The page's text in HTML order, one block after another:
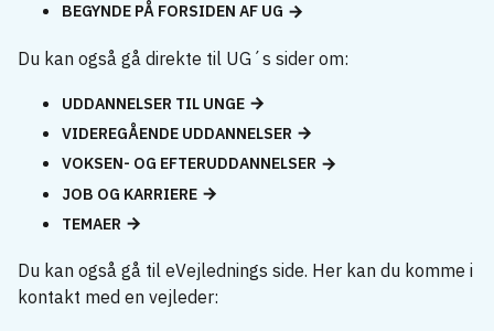
BEGYNDE PÅ FORSIDEN AF UG
Du kan også gå direkte til UG´s sider om:
UDDANNELSER TIL UNGE
VIDEREGÅENDE UDDANNELSER
VOKSEN- OG EFTERUDDANNELSER
JOB OG KARRIERE
TEMAER
Du kan også gå til eVejlednings side. Her kan du komme i
kontakt med en vejleder: